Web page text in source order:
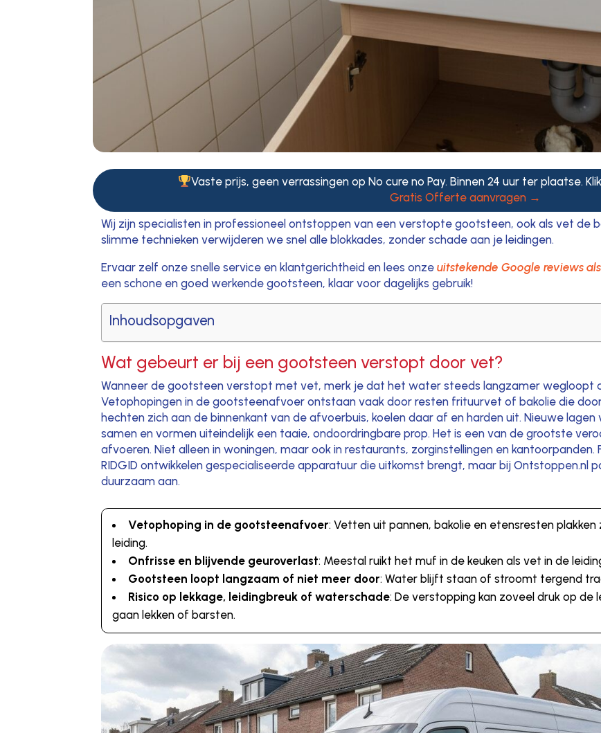
Vaste prijs, geen verrassingen op No cure no Pay. Binnen 24 uur ter plaatse.
Gratis Offerte aanvragen →
Wij zijn specialisten in professioneel ontstoppen van een verstopte gootsteen, ook als vet de
slimme technieken verwijderen we snel alle blokkades, zonder schade aan je leidingen.
Ervaar zelf onze snelle service en klantgerichtheid en lees onzeuitstekende Google reviews
een schone en goed werkende gootsteen, klaar voor dagelijks gebruik!
Inhoudsopgaven
Wat gebeurt er bij een gootsteen verstopt door vet?
Wanneer de gootsteen verstopt met vet, merk je dat het water steeds langzamer wegloopt
Vetophopingen in de gootsteenafvoer ontstaan vaak door resten frituurvet of bakolie die
hechten zich aan de binnenkant van de afvoerbuis, koelen daar af en harden uit. Nieuwe
samen en vormen uiteindelijk een taaie, ondoordringbare prop. Het is een van de grootste
afvoeren. Niet alleen in woningen, maar ook in restaurants, zorginstellingen en kantoorpanden.
RIDGID ontwikkelen gespecialiseerde apparatuur die uitkomst brengt, maar bij Ontstoppen.nl
duurzaam aan.
Vetophoping in de gootsteenafvoer: Vetten uit pannen, bakolie en etensresten
leiding.
Onfrisse en blijvende geuroverlast: Meestal ruikt het muf in de keuken als vet in de
Gootsteen loopt langzaam of niet meer door: Water blijft staan of stroomt tergend
Risico op lekkage, leidingbreuk of waterschade: De verstopping kan zoveel druk op
gaan lekken of barsten.